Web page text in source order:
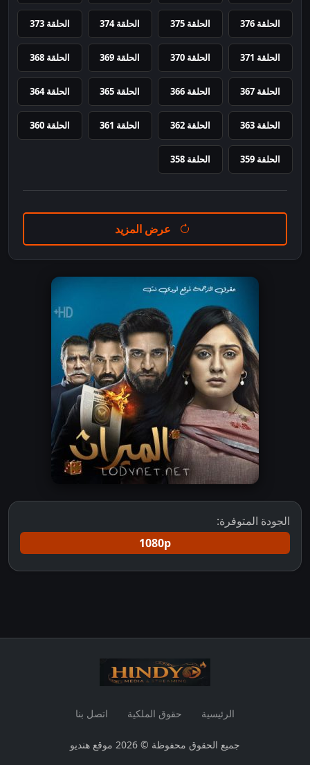
الحلقة 376 الحلقة 375 الحلقة 374 الحلقة 373
الحلقة 371 الحلقة 370 الحلقة 369 الحلقة 368
الحلقة 367 الحلقة 366 الحلقة 365 الحلقة 364
الحلقة 363 الحلقة 362 الحلقة 361 الحلقة 360
الحلقة 359 الحلقة 358
عرض المزيد
الجودة المتوفرة:
1080p
الرئيسية حقوق الملكية اتصل بنا
جميع الحقوق محفوظة © 2026 موقع هنديو